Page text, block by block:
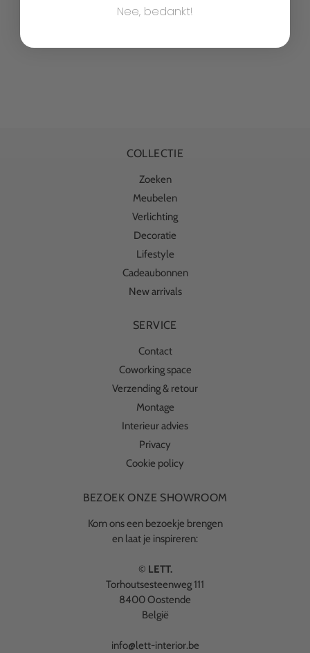
COLLECTIE
Zoeken
Meubelen
Verlichting
Decoratie
Lifestyle
Cadeaubonnen
New arrivals
SERVICE
Contact
Coworking space
Verzending & retour
Montage
Interieur advies
Privacy
Cookie policy
BEZOEK ONZE SHOWROOM
Kom ons een bezoekje brengen
en laat je inspireren:
© LETT.
Torhoutsesteenweg 111
8400 Oostende
België
info@lett-interior.be
Nee, bedankt!